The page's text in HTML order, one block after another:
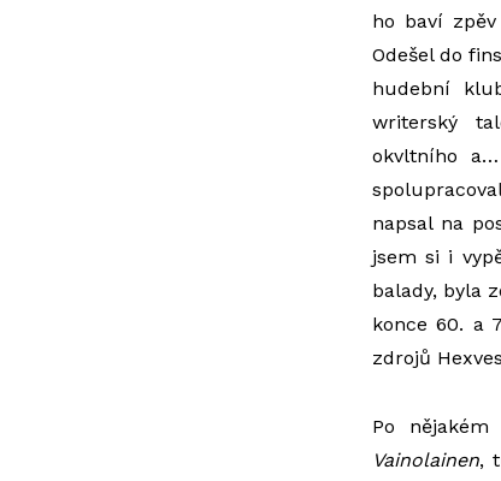
ho baví
Odešel do
hudební
writerský
okvltního a…
napsal na
jsem si i
balady, byla
konce 60. a
zdrojů
Po
Vainolainen,